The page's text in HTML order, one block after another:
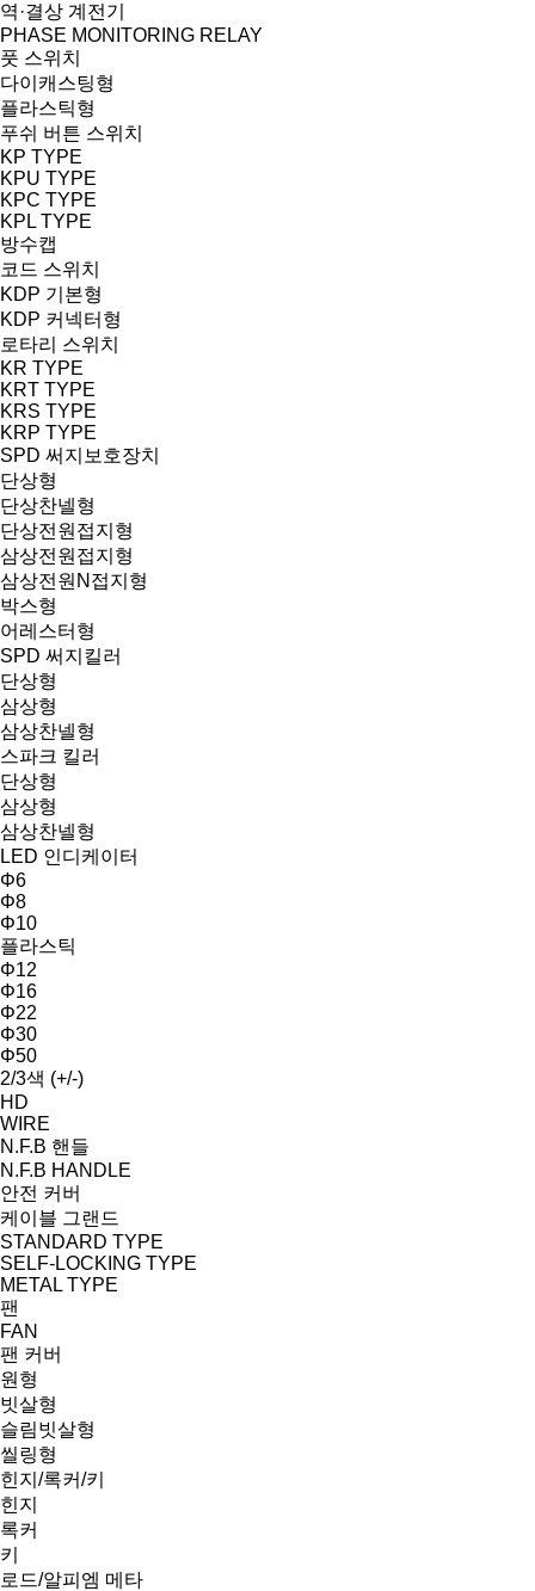
역·결상 계전기
PHASE MONITORING RELAY
풋 스위치
다이캐스팅형
플라스틱형
푸쉬 버튼 스위치
KP TYPE
KPU TYPE
KPC TYPE
KPL TYPE
방수캡
코드 스위치
KDP 기본형
KDP 커넥터형
로타리 스위치
KR TYPE
KRT TYPE
KRS TYPE
KRP TYPE
SPD 써지보호장치
단상형
단상찬넬형
단상전원접지형
삼상전원접지형
삼상전원N접지형
박스형
어레스터형
SPD 써지킬러
단상형
삼상형
삼상찬넬형
스파크 킬러
단상형
삼상형
삼상찬넬형
LED 인디케이터
Φ6
Φ8
Φ10
플라스틱
Φ12
Φ16
Φ22
Φ30
Φ50
2/3색 (+/-)
HD
WIRE
N.F.B 핸들
N.F.B HANDLE
안전 커버
케이블 그랜드
STANDARD TYPE
SELF-LOCKING TYPE
METAL TYPE
팬
FAN
팬 커버
원형
빗살형
슬림빗살형
씰링형
힌지/록커/키
힌지
록커
키
로드/알피엠 메타